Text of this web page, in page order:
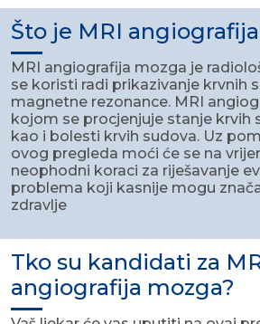
Što je MRI
MRI angiografija mozga je
se koristi radi prikazivanje krvnih
magnetne rezonance. MRI
kojom se procjenjuje stanje krvih
kao i bolesti krvih sudova. Uz
ovog pregleda moći će se na
neophodni koraci za riješavanje
problema koji kasnije mogu
zdravlje
Tko su kandidati za
angiografija mozga?